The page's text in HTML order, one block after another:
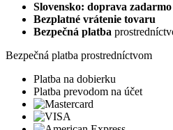
Slovensko: doprava zadarmo
Bezplatné vrátenie tovaru
Bezpečná platba
Bezpečná platba prostredníctvom
Platba na dobierku
Platba prevodom na účet